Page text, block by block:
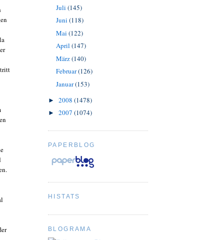
tritt
Juli (145)
Juni (118)
Mai (122)
April (147)
März(140)
Februar(126)
Januar(153)
► 2008 (1478)
► 2007 (1074)
PAPERBLOG
HISTATS
BLOGRAMA